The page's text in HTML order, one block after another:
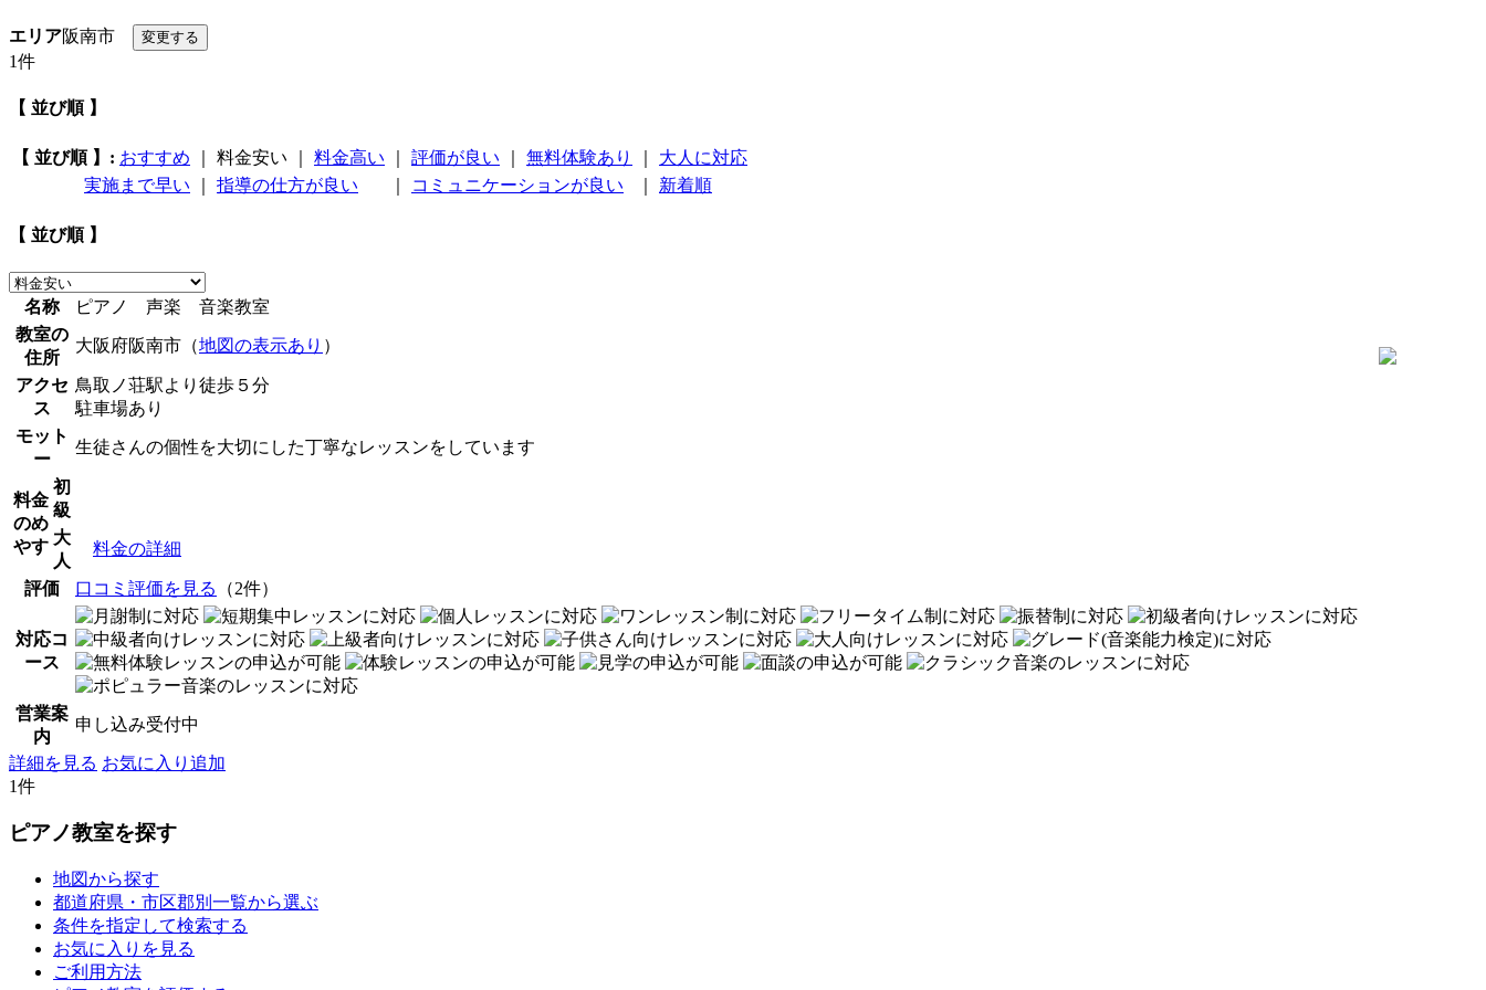
エリア阪南市
1件
【 並び順 】
【 並び順 】: おすすめ 料金安い 料金高い 評価が良い 無料体験あり
大人に対応
実施まで早い
指導の仕方が良い コミュニケーションが良い 新着順
【 並び順 】
名称
ピアノ 声楽 音楽教室
教室の
住所
大阪府阪南市（地図の表示あり ）
アクセ
ス
鳥取ノ荘駅より徒歩５分
駐車場あり
モット
ー
生徒さんの個性を大切にした丁寧なレッスンをしています
料金
のめ
やす
初
級
大
人
料金の詳細
評価 口コミ評価を見る （2件）
対応コ
ース
営業案
内
申し込み受付中
詳細を見る お気に入り追加
1件
ピアノ教室を探す
地図から探す
都道府県・市区郡別一覧から選ぶ
条件を指定して検索する
お気に入りを見る
ご利用方法